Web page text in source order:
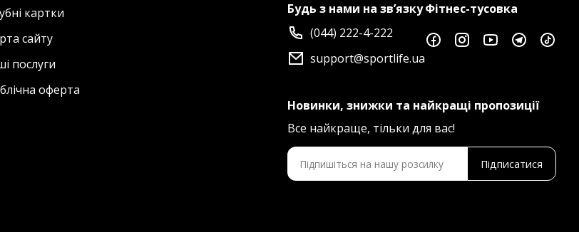
картки
сайту
послуги
оферта
Будь з нами на зв’язку
(044) 222-4-222
support@sportlife.ua
Фітнес-тусовка
Новинки, знижки та найкращі пропозиції
Все найкраще, тільки для вас!
Підписатися